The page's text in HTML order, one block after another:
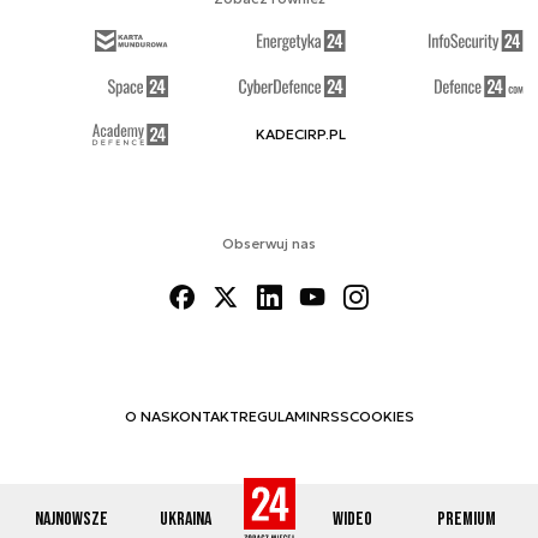
Najnowsze Ukraina Wideo Premium
Obserwuj nas
O NASKONTAKTREGULAMINRSSCOOKIES
KADECIRP.PL
© 2012-2026 DEFENCE24